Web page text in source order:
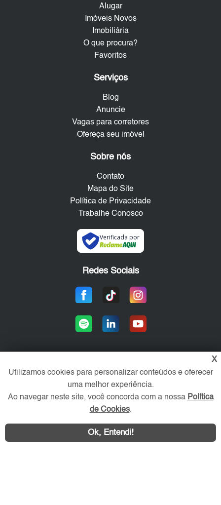
WhatsApp Contatar
Alugar
Imóveis Novos
Imobiliária
O que procura?
Favoritos
Serviços
Blog
Anuncie
Vagas para corretores
Ofereça seu imóvel
Sobre nós
Contato
Mapa do Site
Política de Privacidade
Trabalhe Conosco
Verificada por
Redes Sociais
Área exclusiva aos anunciantes,
acesse sua conta:
X
Utilizamos cookies para personalizar conteúdos e oferecer
uma melhor experiência.
Ao navegar neste site, você concorda com a nossa Política
de Cookies.
Ok, Entendi!